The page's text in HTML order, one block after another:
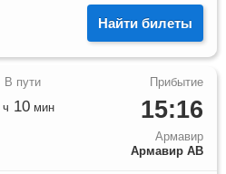
Найти билеты
15:16
Армавир
Армавир АВ
ч 10 мин